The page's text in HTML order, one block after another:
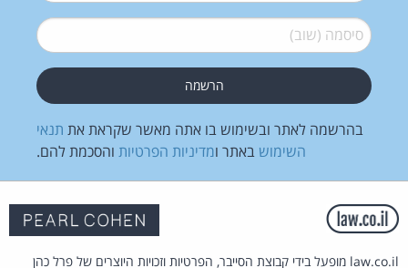
סיסמה (שוב)*
בהרשמה לאתר ובשימוש בו אתה מאשר שקראת את תנאי
השימוש באתר ומדיניות הפרטיות והסכמת להם.
law.co.il מופעל בידי קבוצת הסייבר, הפרטיות וזכויות היוצרים של פרל כהן